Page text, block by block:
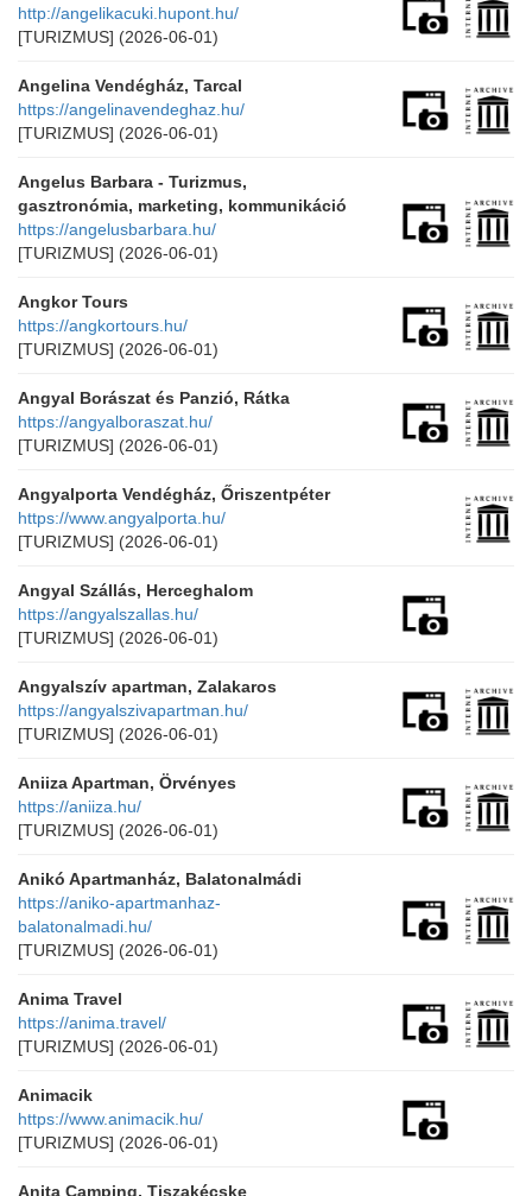
http://angelikacuki.hupont.hu/
[TURIZMUS] (2026-06-01)
Angelina Vendégház, Tarcal
https://angelinavendeghaz.hu/
[TURIZMUS] (2026-06-01)
Angelus Barbara - Turizmus,
gasztronómia, marketing, kommunikáció
https://angelusbarbara.hu/
[TURIZMUS] (2026-06-01)
Angkor Tours
https://angkortours.hu/
[TURIZMUS] (2026-06-01)
Angyal Borászat és Panzió, Rátka
https://angyalboraszat.hu/
[TURIZMUS] (2026-06-01)
Angyalporta Vendégház, Őriszentpéter
https://www.angyalporta.hu/
[TURIZMUS] (2026-06-01)
Angyal Szállás, Herceghalom
https://angyalszallas.hu/
[TURIZMUS] (2026-06-01)
Angyalszív apartman, Zalakaros
https://angyalszivapartman.hu/
[TURIZMUS] (2026-06-01)
Aniiza Apartman, Örvényes
https://aniiza.hu/
[TURIZMUS] (2026-06-01)
Anikó Apartmanház, Balatonalmádi
https://aniko-apartmanhaz-
balatonalmadi.hu/
[TURIZMUS] (2026-06-01)
Anima Travel
https://anima.travel/
[TURIZMUS] (2026-06-01)
Animacik
https://www.animacik.hu/
[TURIZMUS] (2026-06-01)
Anita Camping, Tiszakécske